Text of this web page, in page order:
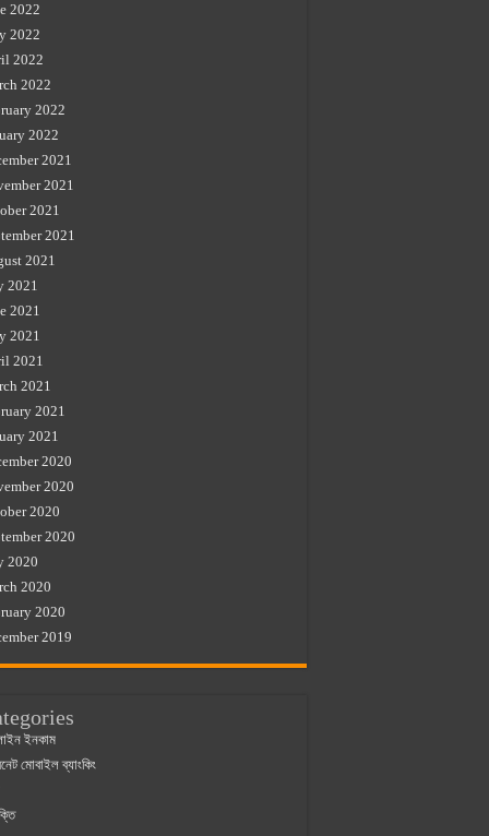
2022
2022
2022
2022
2022
2022
2021
2021
2021
2021
2021
2021
2021
2021
2021
2021
2021
2021
2020
2020
2020
2020
2020
2020
2020
2019
ইনকাম
মোবাইল ব্যাংকিং